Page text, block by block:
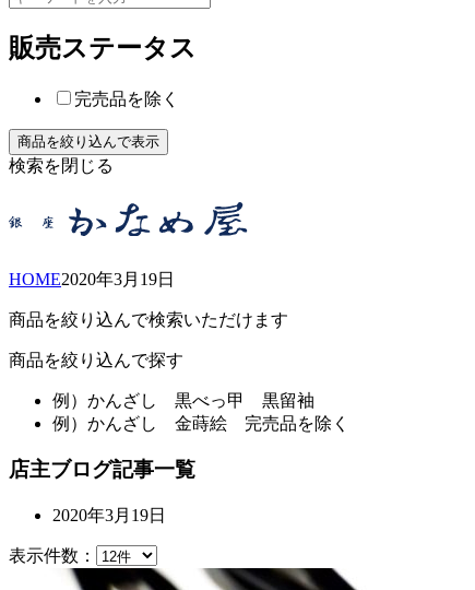
販売ステータス
完売品を除く
検索を閉じる
HOME2020年3月 19日
商品を絞り込んで検索いただけます
商品を絞り込んで探す
例） かんざし 黒べっ甲 黒留袖
例） かんざし 金蒔絵 完売品を除く
店主ブログ記事一覧
2020年3月19日
表示件数：